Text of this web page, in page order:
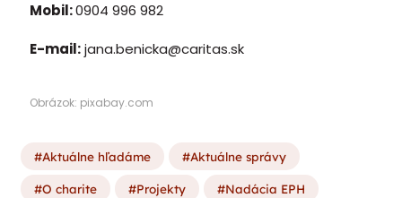
Mobil:0904 996 982
E-mail:jana.benicka@caritas.sk
Obrázok: pixabay.com
Aktuálne hľadáme Aktuálne správy
O charite Projekty Nadácia EPH